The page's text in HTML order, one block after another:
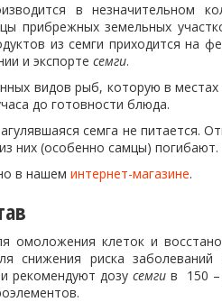
в незначительном
прибрежных земельных
из семги приходится на
и экспорте семги.
видов рыб, которую в
до готовности блюда.
семга не питается.
них (особенно самцы) погибают.
в нашем интернет-магазине.
омоложения клеток и
риска заболеваний
рекомендуют дозу семги в 150 –